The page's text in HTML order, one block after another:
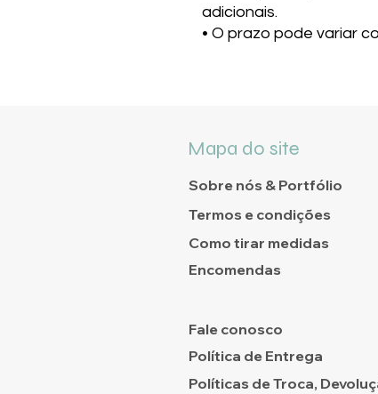
adicionais.
• O prazo pode variar
Mapa do site
Sobre nós & Portfólio
Termos e condições
Como tirar medidas
Encomendas
Fale conosco
Política de Entrega
Políticas de Troca,